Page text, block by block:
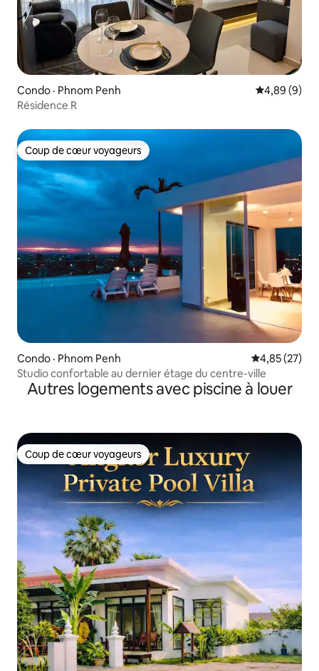
Condo · Phnom Penh Note
4,89 (9)
Résidence R
Coup de cœur voyageurs
Coup de cœur voyageurs
Condo · Phnom Penh Note
4,85 (27)
Studio confortable au dernier étage du centre-ville
Autres logements avec piscine à louer
Coup de cœur voyageurs
Coup de cœur voyageurs